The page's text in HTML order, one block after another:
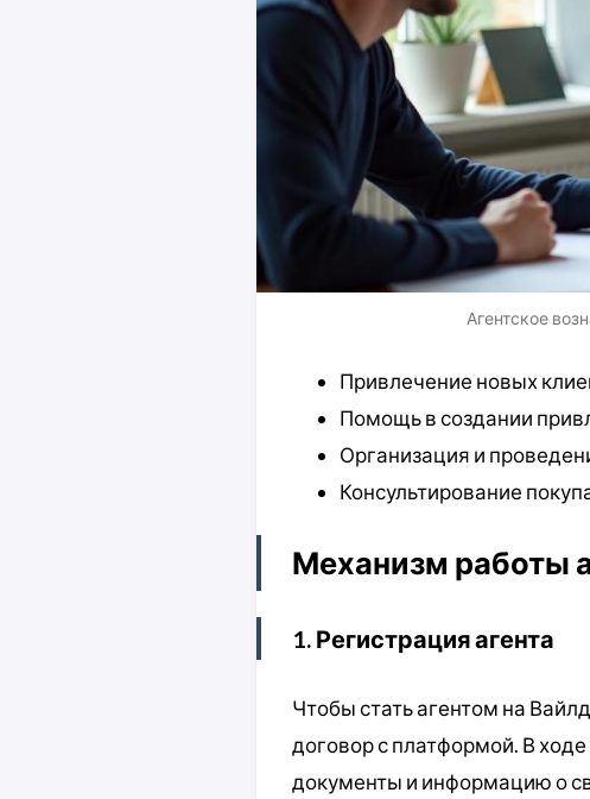
Агентское
Привлечение новых
Помощь в создании
Организация и
Консультирование
Механизм работы
1. Регистрация агента
Чтобы стать агентом на
договор с платформой. В
документы и информацию о